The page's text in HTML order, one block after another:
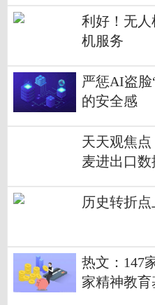
利好！无
机服务
严惩AI盗脸
的安全感
天天观焦点
麦进出口数
历史转折
热文：147
家精神教